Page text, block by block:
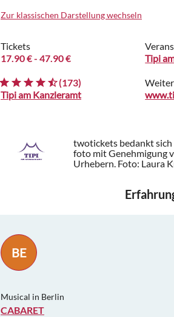
Zur klassischen Darstellung wechseln
Tickets
17.90 €- 47.90 €
(173)
Tipi am Kanzleramt
Tipi
twotickets bedankt
foto mit Genehmigung
Urhebern. Foto: Laura
BE
Musical in Berlin
CABARET